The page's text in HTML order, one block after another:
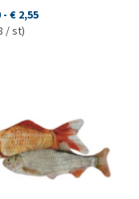
- € 2,55
/ st)